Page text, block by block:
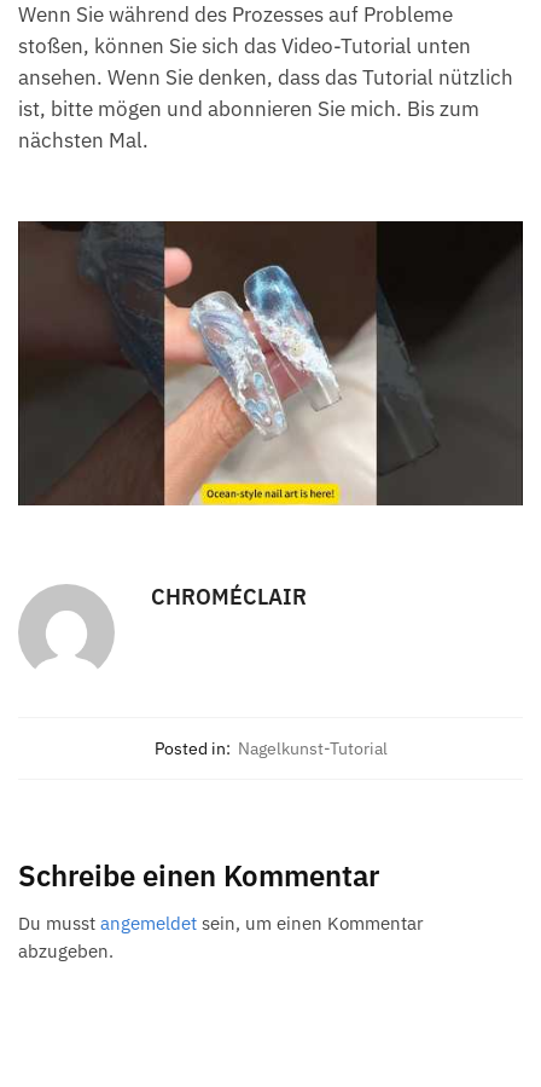
Wenn Sie während des Prozesses auf Probleme
stoßen, können Sie sich das Video-Tutorial unten
ansehen. Wenn Sie denken, dass das Tutorial nützlich
ist, bitte mögen und abonnieren Sie mich. Bis zum
nächsten Mal.
CHROMÉCLAIR
Posted in: Nagelkunst-Tutorial
Schreibe einen Kommentar
Du musst angemeldet sein, um einen Kommentar
abzugeben.